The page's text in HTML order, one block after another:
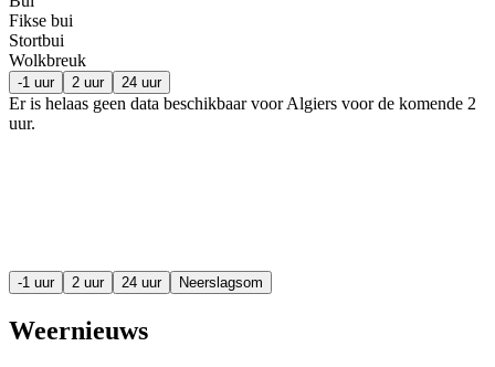
Fikse bui
Stortbui
Wolkbreuk
-1 uur 2 uur 24 uur
Er is helaas geen data beschikbaar voor Algiers voor de komende 2
uur.
-1 uur 2 uur 24 uur Neerslagsom
Weernieuws